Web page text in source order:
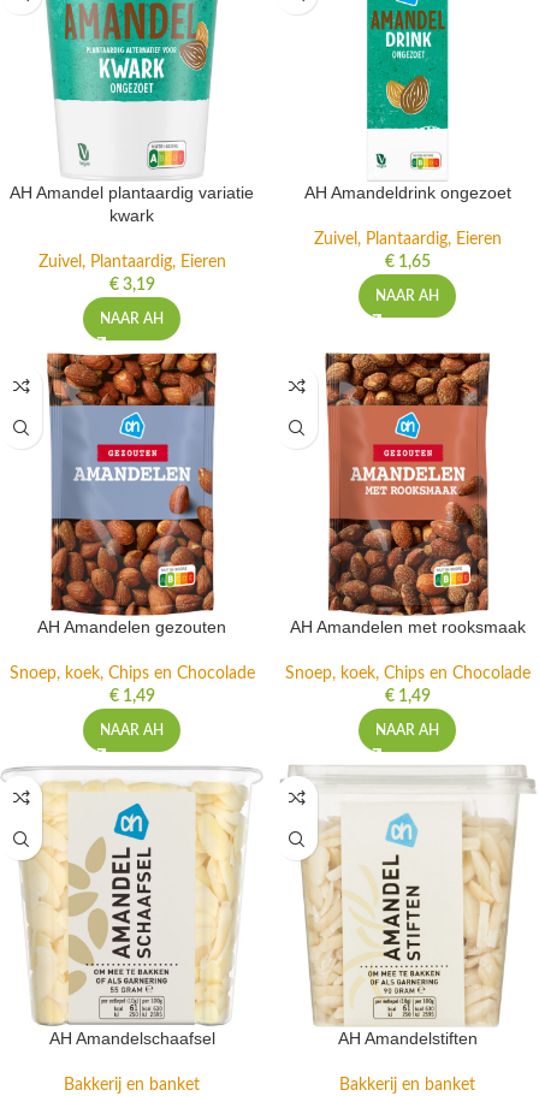
AH Amandel plantaardig variatie
kwark
Zuivel, Plantaardig, Eieren
€3,19
NAAR AH
AH Amandeldrink ongezoet
Zuivel, Plantaardig, Eieren
€1,65
NAAR AH
AH Amandelen gezouten
Snoep, koek, Chips en Chocolade
€1,49
NAAR AH
AH Amandelen met rooksmaak
Snoep, koek, Chips en Chocolade
€1,49
NAAR AH
AH Amandelschaafsel
Bakkerij en banket
AH Amandelstiften
Bakkerij en banket